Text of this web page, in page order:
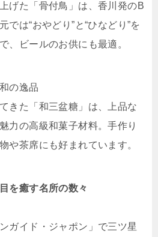
げた「骨付鳥」は、香川発のB
では“おやどり”と“ひなどり”を
、ビールのお供にも最適。
の逸品
きた「和三盆糖」は、上品な
力の高級和菓子材料。手作り
や茶席にも好まれています。
を癒す名所の数々
ガイド・ジャポン」で三ツ星